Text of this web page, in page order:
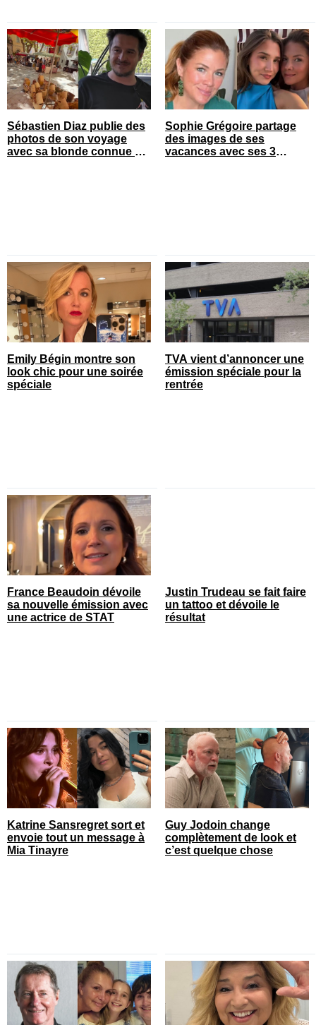
Sébastien Diaz publie des
photos de son voyage
avec sa blonde connue en
Sophie Grégoire partage
des images de ses
vacances avec ses 3
Emily Bégin montre son
look chic pour une soirée
spéciale
TVA vient d’annoncer une
émission spéciale pour la
rentrée
France Beaudoin dévoile
sa nouvelle émission avec
une actrice de STAT
Justin Trudeau se fait faire
un tattoo et dévoile le
résultat
Katrine Sansregret sort et
envoie tout un message à
Mia Tinayre
Guy Jodoin change
complètement de look et
c’est quelque chose